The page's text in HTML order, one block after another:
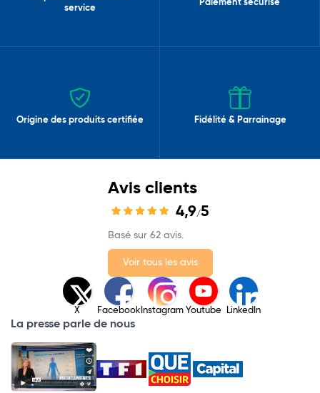
service
Paiement sécurisé
Origine des produits certifiée Fidélité & Parrainage
Avis clients
4,9/5
Basé sur 62 avis.
Voir tous les avis
X Facebook Instagram Youtube LinkedIn
La presse parle de nous